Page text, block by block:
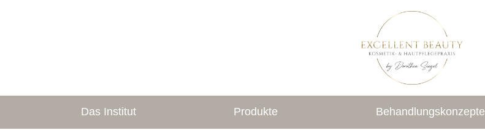
Das Institut Produkte Behandlungskonzepte